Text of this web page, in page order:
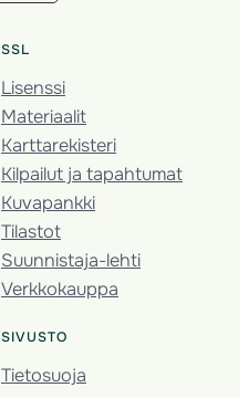
SSL
Lisenssi
Materiaalit
Karttarekisteri
Kilpailut ja tapahtumat
Kuvapankki
Tilastot
Suunnistaja-lehti
Verkkokauppa
SIVUSTO
Tietosuoja